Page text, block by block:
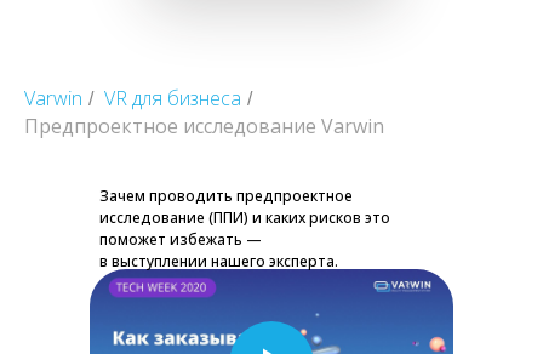
Varwin / VR для бизнеса /
Предпроектное исследование Varwin
Зачем проводить предпроектное
исследование (ППИ) и каких рисков это
поможет избежать —
в выступлении нашего эксперта.